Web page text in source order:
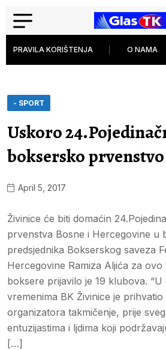
PRAVILA KORIŠTENJA O NAMA
- SPORT
Uskoro
boksersko
April 5, 2017
Živinice će biti domaćin
prvenstva Bosne i Hercegovine u
predsjednika Bokserskog saveza
Hercegovine Ramiza Aljića za ovo
boksere prijavilo je 19 klubova. “U
vremenima BK Živinice je
organizatora takmičenje, prije
entuzijastima i ljdima koji
[…]